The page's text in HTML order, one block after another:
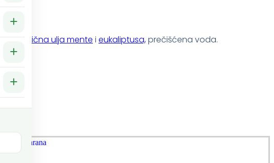
+
+
+
eterična ulja mente i eukaliptusa,prečišćena voda.